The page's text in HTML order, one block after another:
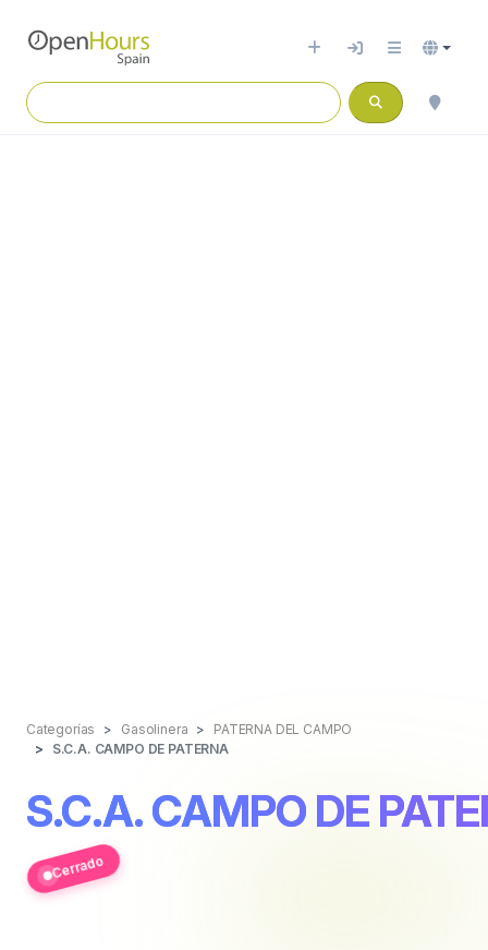
Categorías Gasolinera
PATERNA DEL CAMPO
S.C.A. CAMPO DE PATERNA
S.C.A. CAMPO DE
Cerrado